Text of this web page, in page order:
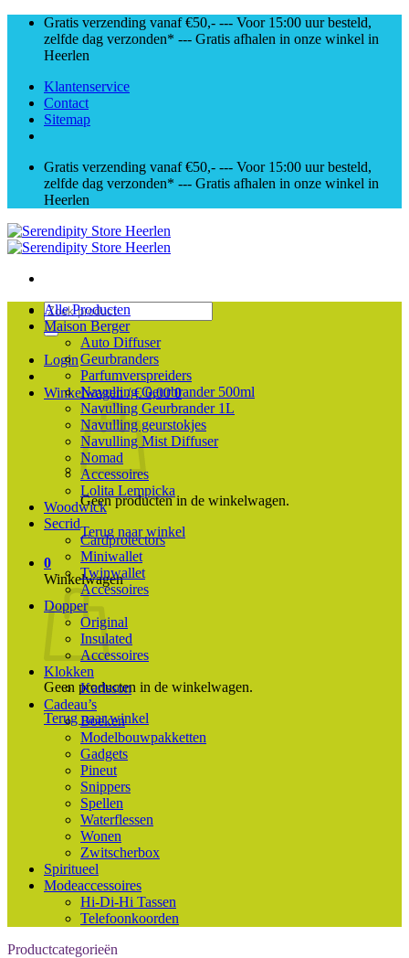
Skip
content
Gratis verzending vanaf €50,- --- Voor 15:00 uur besteld,
zelfde dag verzonden* --- Gratis afhalen in onze winkel in
Heerlen
Klantenservice
Contact
Sitemap
Gratis verzending vanaf €50,- --- Voor 15:00 uur besteld,
zelfde dag verzonden* --- Gratis afhalen in onze winkel in
Heerlen
Zoeken
naar:
Login
Winkelwagen /€0,00 0
Geen producten in de winkelwagen.
Terug naar winkel
0
Winkelwagen
Geen producten in de winkelwagen.
Terug naar winkel
Alle Producten
Maison Berger
Auto Diffuser
Geurbranders
Parfumverspreiders
Navulling Geurbrander 500ml
Navulling Geurbrander 1L
Navulling geurstokjes
Navulling Mist Diffuser
Nomad
Accessoires
Lolita Lempicka
Woodwick
Secrid
Cardprotectors
Miniwallet
Twinwallet
Accessoires
Dopper
Original
Insulated
Accessoires
Klokken
Karlsson
Cadeau’s
Boeken
Modelbouwpakketten
Gadgets
Pineut
Snippers
Spellen
Waterflessen
Wonen
Zwitscherbox
Spiritueel
Modeaccessoires
Hi-Di-Hi Tassen
Telefoonkoorden
Productcategorieën